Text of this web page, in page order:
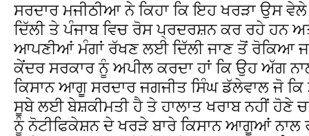
ਸਰਦਾਰ ਮਜੀਠੀਆ ਨੇ ਕਿਹਾ ਕਿ ਇਹ ਖਰੜਾ ਉਸ
ਦਿੱਲੀ ਤੇ ਪੰਜਾਬ ਵਿਚ ਰੋਸ ਪ੍ਰਦਰਸ਼ਨ ਕਰ ਰਹੇ ਹਨ
ਆਪਣੀਆਂ ਮੰਗਾਂ ਰੱਖਣ ਲਈ ਦਿੱਲੀ ਜਾਣ ਤੋਂ ਰੋਕਿਆ ਜਾ
ਕੇਂਦਰ ਸਰਕਾਰ ਨੂੰ ਅਪੀਲ ਕਰਦਾ ਹਾਂ ਕਿ ਉਹ ਅੱਗ
ਕਿਸਾਨ ਆਗੂ ਸਰਦਾਰ ਜਗਜੀਤ ਸਿੰਘ ਡੱਲੇਵਾਲ ਜੋ ਕਿ
ਸੂਬੇ ਲਈ ਬੇਸ਼ਕੀਮਤੀ ਹੈ ਤੇ ਹਾਲਾਤ ਖਰਾਬ ਨਹੀਂ ਹੋਣੇ
ਨੂੰ ਨੋਟੀਫਿਕੇਸ਼ਨ ਦੇ ਖਰੜੇ ਬਾਰੇ ਕਿਸਾਨ ਆਗੂਆਂ ਨਾਲ